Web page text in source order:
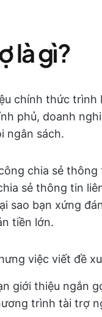
là gì?
chính thức trình
phủ, doanh
ngân sách.
chia sẻ
sẻ thông tin
sao bạn xứng
tiền lớn.
việc viết đề
giới thiệu ngắn
trình tài trợ